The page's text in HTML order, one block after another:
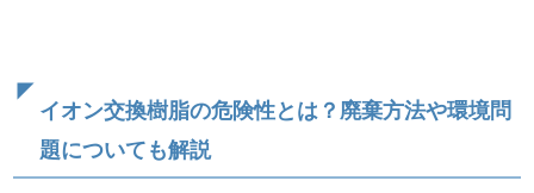
イオン交換樹脂の危険性とは？廃棄方法や環境問
題についても解説